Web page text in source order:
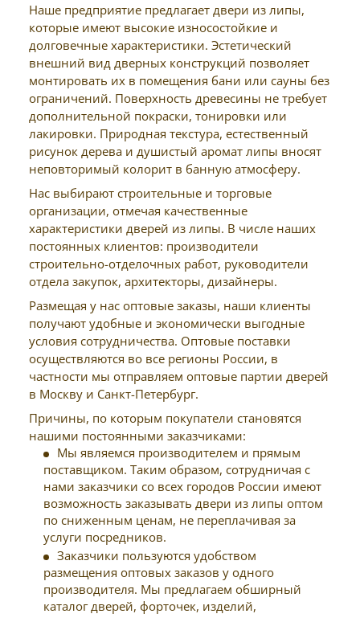
Наше предприятие предлагает двери из липы,
которые имеют высокие износостойкие и
долговечные характеристики. Эстетический
внешний вид дверных конструкций позволяет
монтировать их в помещения бани или сауны без
ограничений. Поверхность древесины не требует
дополнительной покраски, тонировки или
лакировки. Природная текстура, естественный
рисунок дерева и душистый аромат липы вносят
неповторимый колорит в банную атмосферу.
Нас выбирают строительные и торговые
организации, отмечая качественные
характеристики дверей из липы. В числе наших
постоянных клиентов: производители
строительно-отделочных работ, руководители
отдела закупок, архитекторы, дизайнеры.
Размещая у нас оптовые заказы, наши клиенты
получают удобные и экономически выгодные
условия сотрудничества. Оптовые поставки
осуществляются во все регионы России, в
частности мы отправляем оптовые партии дверей
в Москву и Санкт-Петербург.
Причины, по которым покупатели становятся
нашими постоянными заказчиками:
Мы являемся производителем и прямым
поставщиком. Таким образом, сотрудничая с
нами заказчики со всех городов России имеют
возможность заказывать двери из липы оптом
по сниженным ценам, не переплачивая за
услуги посредников.
Заказчики пользуются удобством
размещения оптовых заказов у одного
производителя. Мы предлагаем обширный
каталог дверей, форточек, изделий,